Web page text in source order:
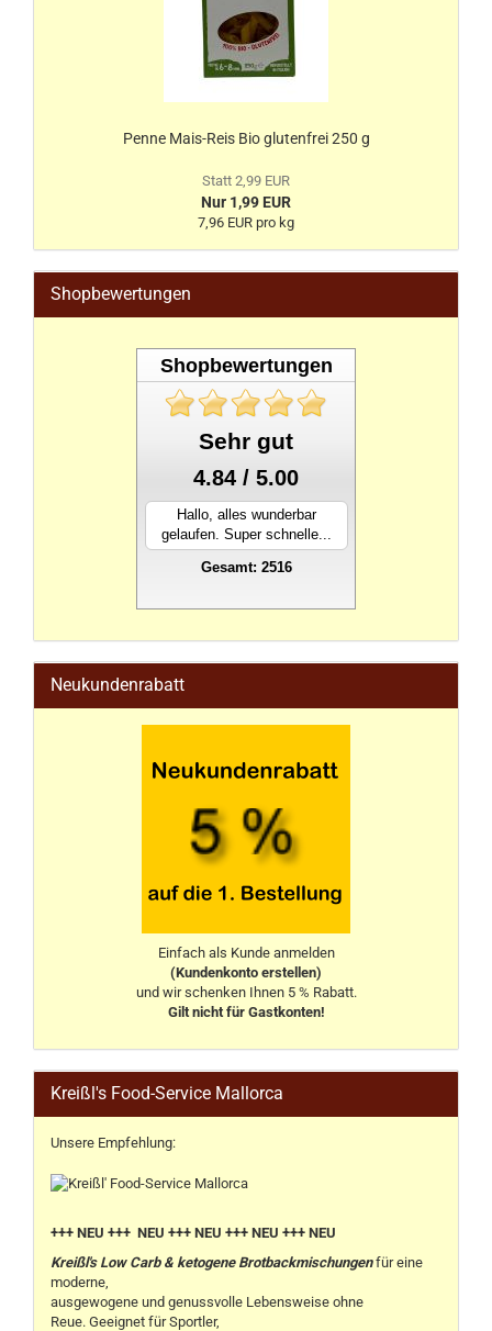
Penne Mais-Reis Bio glutenfrei 250 g
Statt 2,99 EUR
Nur 1,99 EUR
7,96 EUR pro kg
Shopbewertungen
Shopbewertungen
Sehr gut
4.84 / 5.00
Hallo, alles wunderbar
gelaufen. Super schnelle...
Gesamt: 2516
Neukundenrabatt
Einfach als Kunde anmelden
(Kundenkonto erstellen)
und wir schenken Ihnen 5 % Rabatt.
Gilt nicht für Gastkonten!
Kreißl's Food-Service Mallorca
Unsere Empfehlung:
+++ NEU +++ NEU +++ NEU +++ NEU +++ NEU
Kreißl's Low Carb & ketogene Brotbackmischungenfür eine
moderne,
ausgewogene und genussvolle Lebensweise ohne
Reue. Geeignet für Sportler,